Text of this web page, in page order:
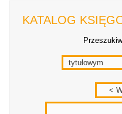
KATALOG